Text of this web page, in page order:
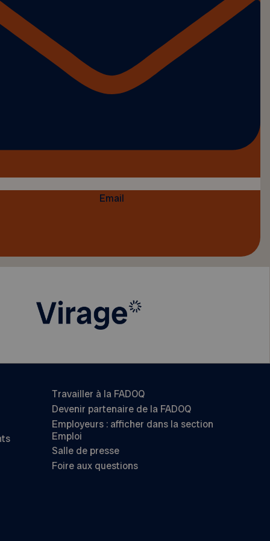
Email
Travailler à la FADOQ
Devenir partenaire de la FADOQ
Employeurs : afficher dans la section
Emploi
Salle de presse
Foire aux questions